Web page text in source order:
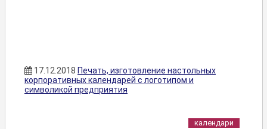
17.12.2018 Печать, изготовление настольных
корпоративных календарей с логотипом и
символикой предприятия
календари